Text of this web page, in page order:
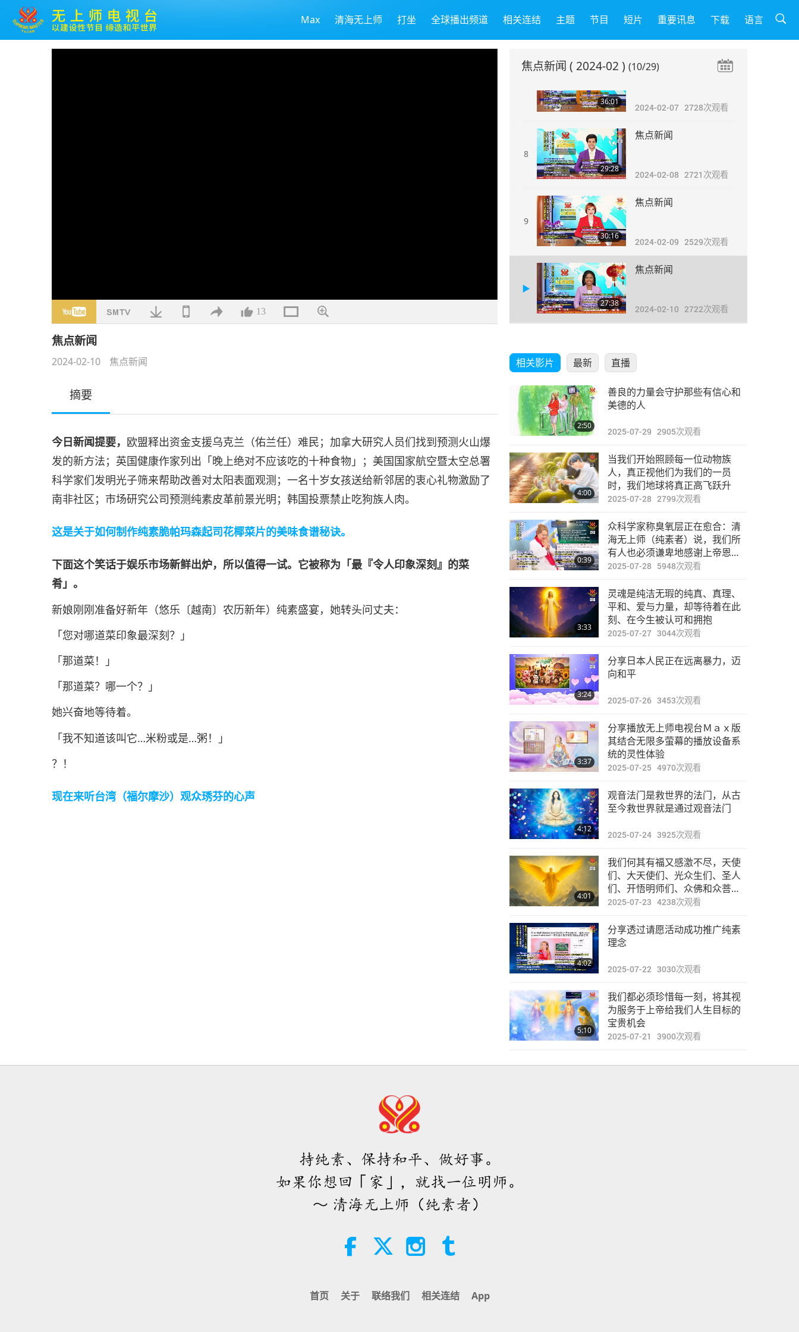
Max 清海无上师 打坐 全球播出频道 相关连结 主题 节目 短片 重要讯息 下载 语言
13
焦点新闻
2024-02-10 焦点新闻
摘要
今日新闻提要， 欧盟释出资金支援乌克兰（佑兰任）难民；加拿大研究人员们找到预测火山爆
发的新方法；英国健康作家列出「晚上绝对不应该吃的十种食物」；美国国家航空暨太空总署
科学家们发明光子筛来帮助改善对太阳表面观测；一名十岁女孩送给新邻居的衷心礼物激励了
南非社区；市场研究公司预测纯素皮革前景光明；韩国投票禁止吃狗族人肉。
这是关于如何制作纯素脆帕玛森起司花椰菜片的美味食谱秘诀。
下面这个笑话于娱乐市场新鲜出炉，所以值得一试。它被称为「最『令人印象深刻』的菜
肴」。
新娘刚刚准备好新年（悠乐〔越南〕农历新年）纯素盛宴，她转头问丈夫：
「您对哪道菜印象最深刻？」
「那道菜！」
「那道菜？哪一个？」
她兴奋地等待着。
「我不知道该叫它…米粉或是…粥！」
？！
现在来听台湾（福尔摩沙）观众琇芬的心声
焦点新闻 ( 2024-02 ) (10/29)
6
2024-02-062828次观看
36:01
焦点新闻
2024-02-07 2728次观看
8
29:28
焦点新闻
2024-02-08 2721 次观看
9
30:16
焦点新闻
2024-02-09 2529次观看
27:38
焦点新闻
2024-02-10 2722次观看
11
31:24
12
28:45
焦点新闻
13
28:39
焦点新闻
14
27:38
焦点新闻
15
29:03
焦点新闻
16
33:52
焦点新闻
17
29:37
焦点新闻
18
32:10
焦点新闻
19
34:16
焦点新闻
20
29:08
21
28:52
焦点新闻
相关影片 最新 直播
2:50
善良的力量会守护那些有信心和
美德的人
2025-07-29 2905次观看
4:00
当我们开始照顾每一位动物族
人，真正视他们为我们的一员
时，我们地球将真正高飞跃升
2025-07-28 2799次观看
0:39
众科学家称臭氧层正在愈合：清
海无上师（纯素者）说，我们所
有人也必须谦卑地感谢上帝恩赐
被允许的「绿盾」
2025-07-28 5948次观看
3:33
灵魂是纯洁无瑕的纯真、真理、
平和、爱与力量，却等待着在此
刻、在今生被认可和拥抱
2025-07-27 3044次观看
3:24
分享日本人民正在远离暴力，迈
向和平
2025-07-26 3453次观看
3:37
分享播放无上师电视台Ｍａｘ版
其结合无限多萤幕的播放设备系
统的灵性体验
2025-07-25 4970次观看
4:12
观音法门是救世界的法门，从古
至今救世界就是通过观音法门
2025-07-24 3925次观看
4:01
我们何其有福又感激不尽，天使
们、大天使们、光众生们、圣人
们、开悟明师们、众佛和众菩萨
正齐心协力帮助地球和所有居住
2025-07-23 4238次观看
4:02
分享透过请愿活动成功推广纯素
理念
2025-07-22 3030次观看
5:10
我们都必须珍惜每一刻，将其视
为服务于上帝给我们人生目标的
宝贵机会
2025-07-21 3900次观看
持纯素、保持和平、做好事。
如果你想回「家」，就找一位明师。
～ 清海无上师（纯素者）
首页 关于 联络我们 相关连结 App